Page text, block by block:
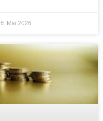
6. Mai 2026